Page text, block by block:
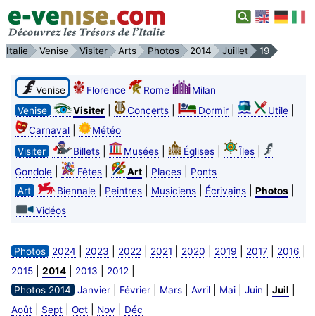
Italie Venise Visiter Arts Photos 2014 Juillet 19
Venise Florence Rome
Milan
Venise
Visiter| Concerts| Dormir| Utile|
Carnaval|
Météo
Visiter
Billets| Musées| Églises| Îles|
Gondole| Fêtes| Art| Places|
Ponts
Art
Biennale| Peintres| Musiciens| Écrivains| Photos|
Vidéos
Photos 2024 2023 2022 2021 2020 2019 2017 2016
2015| 2014| 2013 2012
Photos 2014 Janvier| Février| Mars| Avril| Mai| Juin Juil
Août| Sept| Oct| Nov Déc